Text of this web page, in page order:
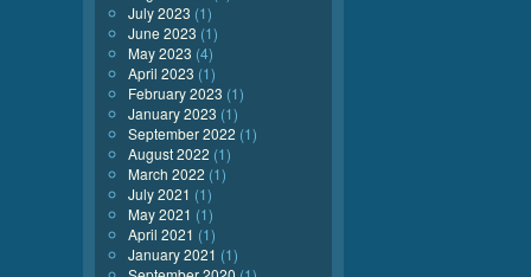
July 2023 (1)
June 2023 (1)
May 2023 (4)
April 2023 (1)
February 2023 (1)
January 2023 (1)
September 2022 (1)
August 2022 (1)
March 2022 (1)
July 2021 (1)
May 2021 (1)
April 2021 (1)
January 2021 (1)